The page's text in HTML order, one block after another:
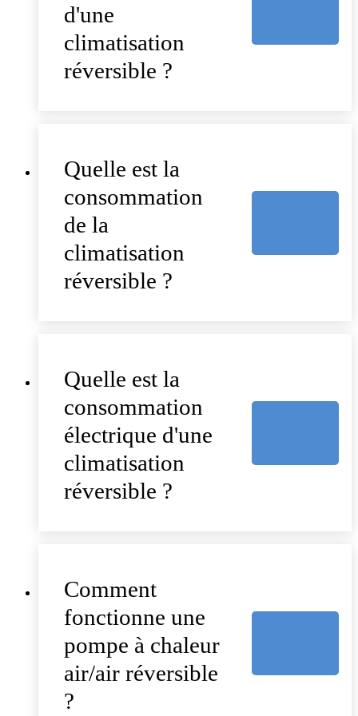
d'une
climatisation
réversible ?
Quelle est la
consommation
de la
climatisation
réversible ?
Quelle est la
consommation
électrique d'une
climatisation
réversible ?
Comment
fonctionne une
pompe à chaleur
air/air réversible
?